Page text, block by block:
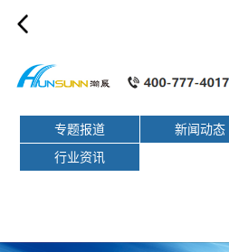
专题报道 新闻动态
行业资讯